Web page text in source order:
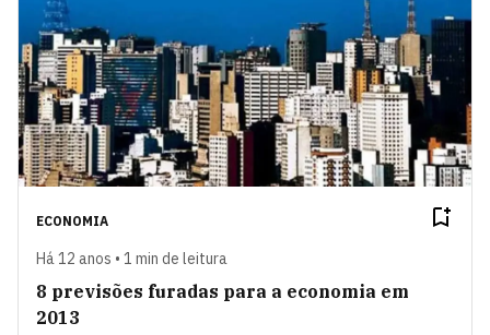
ECONOMIA
Há 12 anos • 1 min de leitura
8 previsões furadas para a economia em
2013